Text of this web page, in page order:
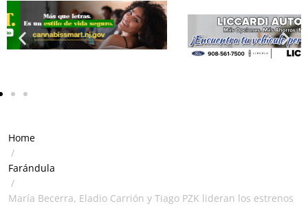
Home
/
Farándula
/
María Becerra, Eladio Carrión y Tiago PZK lideran los estrenos